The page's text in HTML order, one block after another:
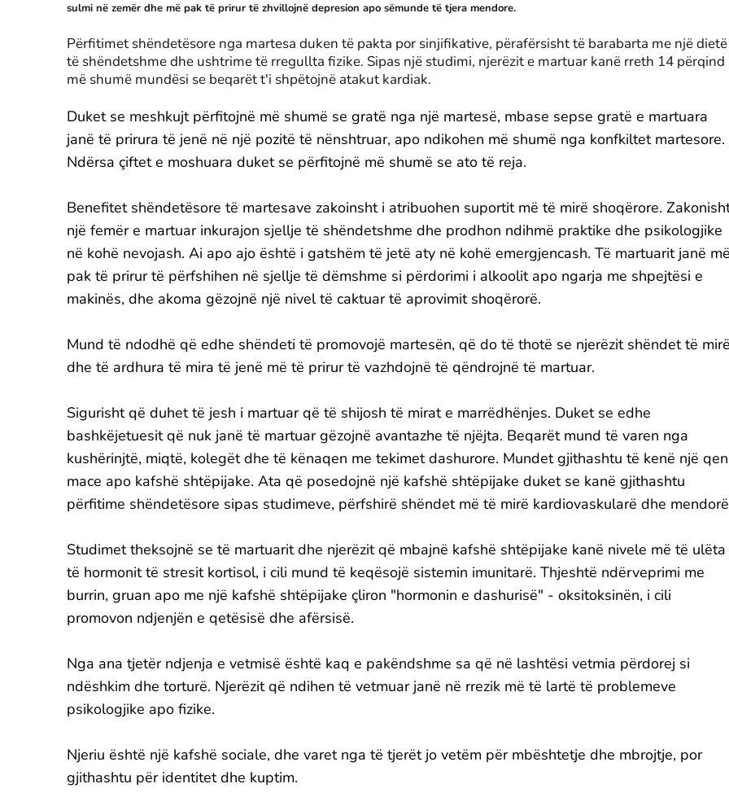
sulmi në zemër dhe më pak të prirur të zhvillojnë depresion apo sëmunde të tjera mendore.
Përfitimet shëndetësore nga martesa duken të pakta por sinjifikative, përafërsisht të barabarta me një dietë
të shëndetshme dhe ushtrime të rregullta fizike. Sipas një studimi, njerëzit e martuar kanë rreth 14 përqind
më shumë mundësi se beqarët t'i shpëtojnë atakut kardiak.
Duket se meshkujt përfitojnë më shumë se gratë nga një martesë, mbase sepse gratë e martuara
janë të prirura të jenë në një pozitë të nënshtruar, apo ndikohen më shumë nga konfkiltet martesore.
Ndërsa çiftet e moshuara duket se përfitojnë më shumë se ato të reja.
Benefitet shëndetësore të martesave zakoinsht i atribuohen suportit më të mirë shoqërore.
një femër e martuar inkurajon sjellje të shëndetshme dhe prodhon ndihmë praktike dhe psikologjike
në kohë nevojash. Ai apo ajo është i gatshëm të jetë aty në kohë emergjencash. Të martuarit janë
pak të prirur të përfshihen në sjellje të dëmshme si përdorimi i alkoolit apo ngarja me shpejtësi e
makinës, dhe akoma gëzojnë një nivel të caktuar të aprovimit shoqërorë.
Mund të ndodhë që edhe shëndeti të promovojë martesën, që do të thotë se njerëzit shëndet të
dhe të ardhura të mira të jenë më të prirur të vazhdojnë të qëndrojnë të martuar.
Sigurisht që duhet të jesh i martuar që të shijosh të mirat e marrëdhënjes. Duket se edhe
bashkëjetuesit që nuk janë të martuar gëzojnë avantazhe të njëjta. Beqarët mund të varen nga
kushërinjtë, miqtë, kolegët dhe të kënaqen me tekimet dashurore. Mundet gjithashtu të kenë një
mace apo kafshë shtëpijake. Ata që posedojnë një kafshë shtëpijake duket se kanë gjithashtu
përfitime shëndetësore sipas studimeve, përfshirë shëndet më të mirë kardiovaskularë dhe
Studimet theksojnë se të martuarit dhe njerëzit që mbajnë kafshë shtëpijake kanë nivele më të ulëta
të hormonit të stresit kortisol, i cili mund të keqësojë sistemin imunitarë. Thjeshtë ndërveprimi me
burrin, gruan apo me një kafshë shtëpijake çliron "hormonin e dashurisë" - oksitoksinën, i cili
promovon ndjenjën e qetësisë dhe afërsisë.
Nga ana tjetër ndjenja e vetmisë është kaq e pakëndshme sa që në lashtësi vetmia përdorej si
ndëshkim dhe torturë. Njerëzit që ndihen të vetmuar janë në rrezik më të lartë të problemeve
psikologjike apo fizike.
Njeriu është një kafshë sociale, dhe varet nga të tjerët jo vetëm për mbështetje dhe mbrojtje, por
gjithashtu për identitet dhe kuptim.